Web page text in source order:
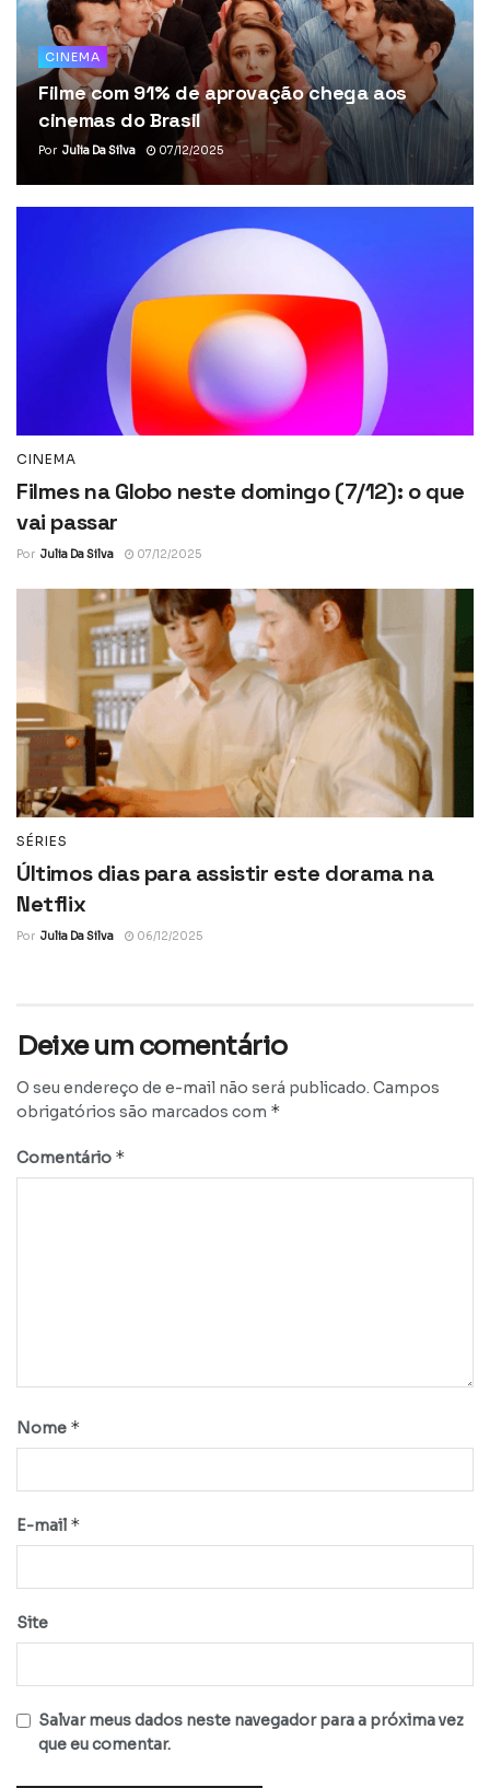
CINEMA
Filme com 91% de aprovação chega aos
cinemas do Brasil
Por Julia Da Silva 07/12/2025
CINEMA
Filmes na Globo neste domingo (7/12): o que
vai passar
Por Julia Da Silva 07/12/2025
SÉRIES
Últimos dias para assistir este dorama na
Netflix
Por Julia Da Silva 06/12/2025
Deixe um comentário
O seu endereço de e-mail não será publicado. Campos
obrigatórios são marcados com *
Comentário *
Nome *
E-mail *
Site
Salvar meus dados neste navegador para a próxima vez
que eu comentar.